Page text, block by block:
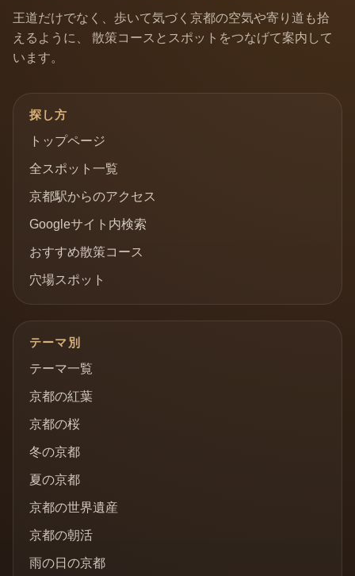
王道だけでなく、歩いて気づく京都の空気や寄り道も拾
えるように、 散策コースとスポットをつなげて案内して
います。
探し方
トップページ
全スポット一覧
京都駅からのアクセス
Googleサイト内検索
おすすめ散策コース
穴場スポット
テーマ別
テーマ一覧
京都の紅葉
京都の桜
冬の京都
夏の京都
京都の世界遺産
京都の朝活
雨の日の京都